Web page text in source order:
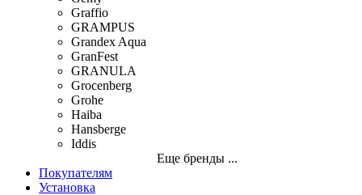
Graffio
GRAMPUS
Grandex Aqua
GranFest
GRANULA
Grocenberg
Grohe
Haiba
Hansberge
Iddis
Еще бренды ...
Покупателям
Установка